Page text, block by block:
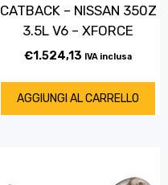
CATBACK – NISSAN 350Z
3.5L V6 – XFORCE
€1.524,13 IVA inclusa
AGGIUNGI AL CARRELLO